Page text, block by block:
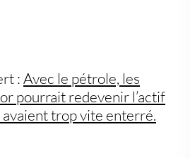
:Avec le pétrole, les
pourrait redevenir l’actif
avaient trop vite enterré.